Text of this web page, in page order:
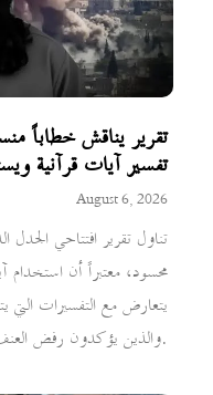
تقرير يناقش خطاباً
تفسير آيات قرآنية
August 6, 2026
تناول تقرير افتتاحي
محسود، معتبراً أن استخدام
يتعارض مع التفسيرات التي
والذين يؤكدون رفض العنف ضد الدولة والمدنيين.